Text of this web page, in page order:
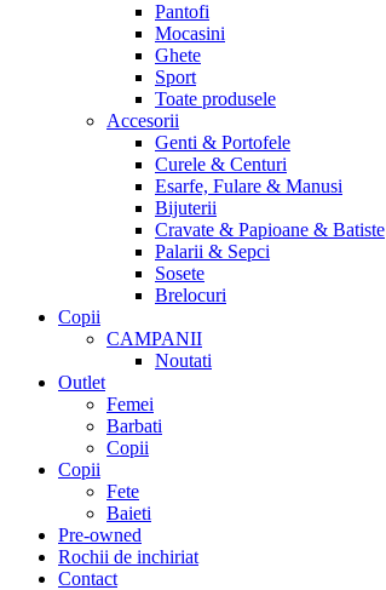
Pantofi
Mocasini
Ghete
Sport
Toate produsele
Accesorii
Genti & Portofele
Curele & Centuri
Esarfe, Fulare & Manusi
Bijuterii
Cravate & Papioane & Batiste
Palarii & Sepci
Sosete
Brelocuri
Copii
CAMPANII
Noutati
Outlet
Femei
Barbati
Copii
Copii
Fete
Baieti
Pre-owned
Rochii de inchiriat
Contact